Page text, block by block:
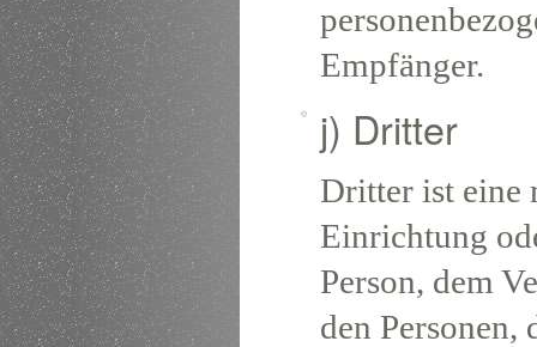
Empfänger.
j) Dritter
Dritter ist eine
Einrichtung
Person, dem
den